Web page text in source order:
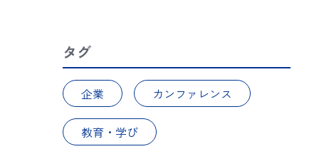
タグ
企業 カンファレンス
教育・学び